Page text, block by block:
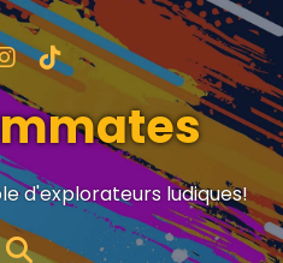
d'explorateurs ludiques!